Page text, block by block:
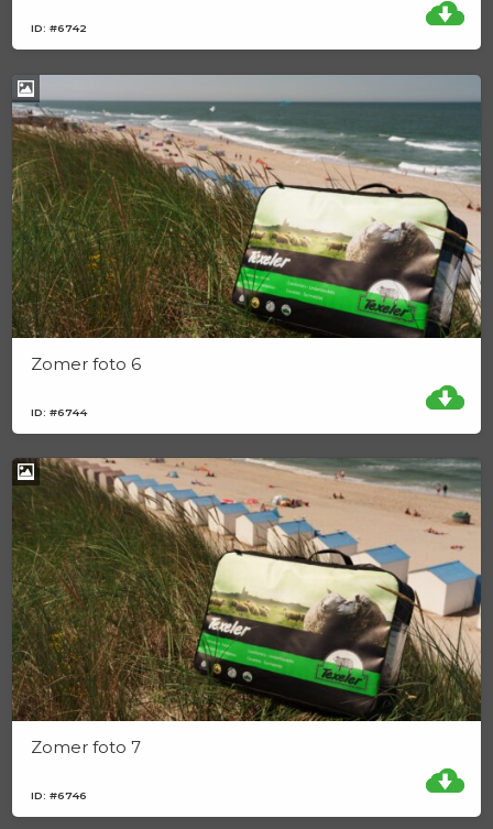
ID: #6742
Zomer foto 6
ID: #6744
Zomer foto 7
ID: #6746